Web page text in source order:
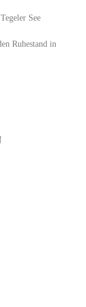
See
Ruhestand in